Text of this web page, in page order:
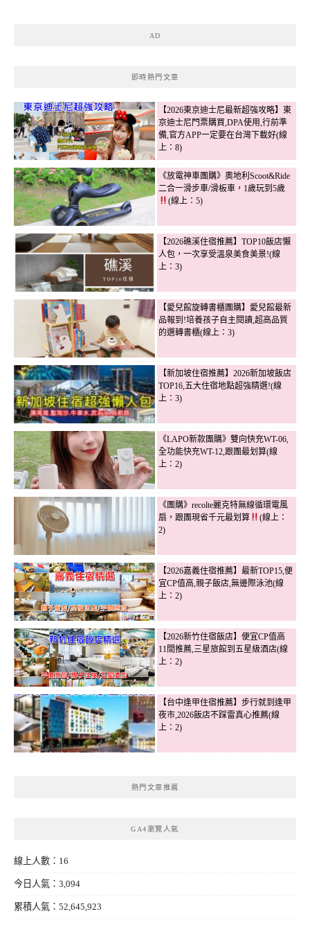
AD
即時熱門文章
【2026東京迪士尼最新超強攻略】東
京迪士尼門票購買,DPA使用,行前準
備,官方APP一定要在台灣下載好(線
上：8)
《放電神車團購》奧地利Scoot&Ride
二合一滑步車/滑板車，1歲玩到5歲
(線上：5)
【2026礁溪住宿推薦】TOP10飯店懶
人包，一次享受溫泉美食美景!(線
上：3)
【愛兒館旋轉書櫃團購】愛兒館最新
品報到!培養孩子自主閱讀,超高品質
的選轉書櫃(線上：3)
【新加坡住宿推薦】2026新加坡飯店
TOP16,五大住宿地點超強精選!(線
上：3)
《LAPO新款團購》雙向快充WT-06,
全功能快充WT-12,跟團最划算(線
上：2)
《團購》recolte麗克特無線循環電風
扇，跟團現省千元最划算
(線上：
2)
【2026嘉義住宿推薦】最新TOP15,便
宜CP值高,親子飯店,無邊際泳池(線
上：2)
【2026新竹住宿飯店】便宜CP值高
11間推薦,三星旅館到五星級酒店(線
上：2)
【台中逢甲住宿推薦】步行就到逢甲
夜市,2026飯店不踩雷真心推薦(線
上：2)
熱門文章推薦
GA4瀏覽人氣
線上人數：16
今日人氣：3,094
累積人氣：52,645,923